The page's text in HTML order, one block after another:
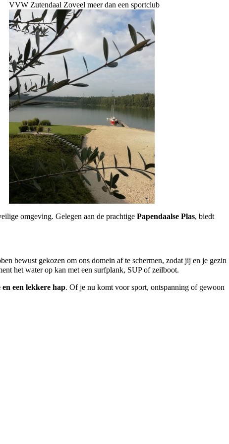
VVW Zutendaal Zoveel meer dan een sportclub
omgeving. Gelegen aan de prachtige Papendaalse Plas, biedt
bewust gekozen om ons domein af te schermen, zodat jij en je gezin
het water op kan met een surfplank, SUP of zeilboot.
een lekkere hap. Of je nu komt voor sport, ontspanning of gewoon